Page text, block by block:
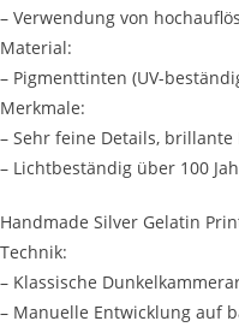
– Verwendung von
Material:
– Pigmenttinten (UV-
Merkmale:
– Sehr feine Details,
– Lichtbeständig über 100
Handmade Silver Gelatin
Technik:
– Klassische
– Manuelle Entwicklung auf